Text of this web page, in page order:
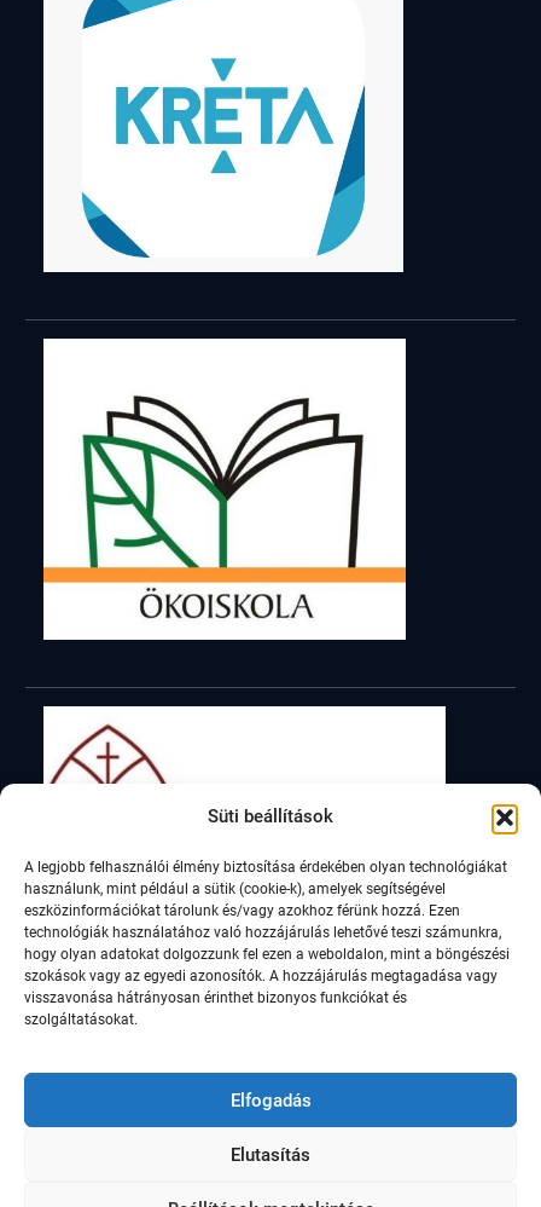
Süti beállítások
A legjobb felhasználói élmény biztosítása érdekében olyan technológiákat
használunk, mint például a sütik (cookie-k), amelyek segítségével
eszközinformációkat tárolunk és/vagy azokhoz férünk hozzá. Ezen
technológiák használatához való hozzájárulás lehetővé teszi számunkra,
hogy olyan adatokat dolgozzunk fel ezen a weboldalon, mint a böngészési
szokások vagy az egyedi azonosítók. A hozzájárulás megtagadása vagy
visszavonása hátrányosan érinthet bizonyos funkciókat és
szolgáltatásokat.
Elfogadás
Elutasítás
2021